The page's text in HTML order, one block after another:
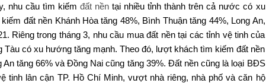
nhu cầu tìm kiếm đất nềntại nhiều tỉnh thành trên cả nước có xu
đất nền Khánh Hòa tăng 48%, Bình Thuận tăng 44%, Long An,
Riêng trong tháng 3, nhu cầu mua đất nền tại các tỉnh vệ tinh của
có xu hướng tăng mạnh. Theo đó, lượt khách tìm kiếm đất nền
tăng 66% và Đồng Nai cũng tăng 39%. Đất nền cũng là loại BĐS
lân cận TP. Hồ Chí Minh, vượt nhà riêng, nhà phố và căn hộ